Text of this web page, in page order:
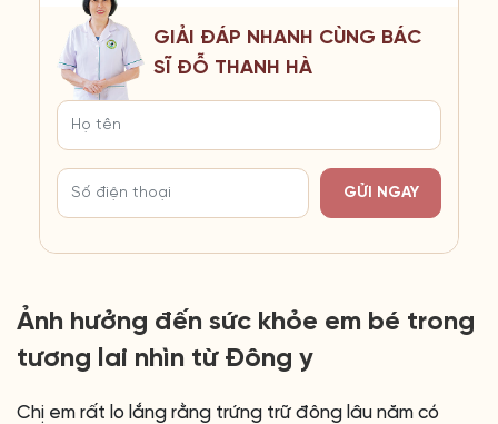
GIẢI ĐÁP NHANH CÙNG BÁC
SĨ ĐỖ THANH HÀ
GỬI NGAY
Ảnh hưởng đến sức khỏe em bé trong
tương lai nhìn từ Đông y
Chị em rất lo lắng rằng trứng trữ đông lâu năm có